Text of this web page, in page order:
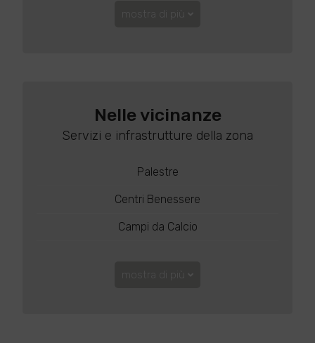
Nelle vicinanze
Servizi e infrastrutture della zona
Palestre
Centri Benessere
Campi da Calcio